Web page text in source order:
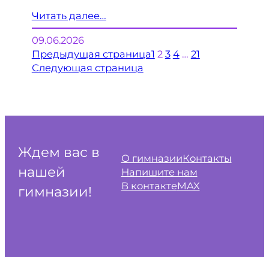
Читать далее…
09.06.2026
Предыдущая страница1 2 3 4 … 21
Следующая страница
Ждем вас в
нашей
гимназии!
О гимназииКонтакты
Напишите нам
В контактеMAX